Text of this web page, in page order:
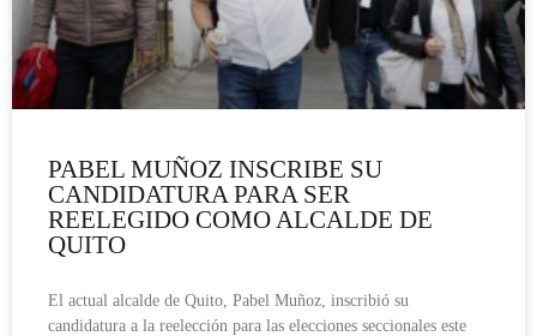
PABEL MUÑOZ INSCRIBE SU
CANDIDATURA PARA SER
REELEGIDO COMO ALCALDE DE
QUITO
El actual alcalde de Quito, Pabel Muñoz, inscribió su
candidatura a la reelección para las elecciones seccionales este